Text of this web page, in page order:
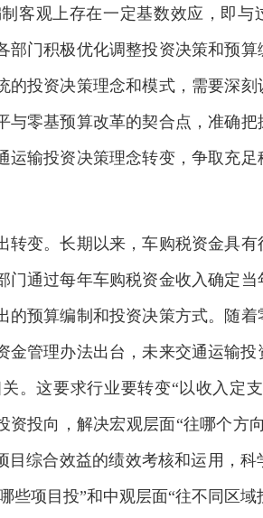
客观上存在一定基数效应，即与
门积极优化调整投资决策和预算
投资决策理念和模式，需要深
零基预算改革的契合点，准确把
输投资决策理念转变，争取充足
变。长期以来，车购税资金具有
通过每年车购税资金收入确定
预算编制和投资决策方式。随
金管理办法出台，未来交通运输
。这要求行业要转变“以收入定
投向，解决宏观层面“往哪个方
综合效益的绩效考核和运用，科
项目投”和中观层面“往不同区域